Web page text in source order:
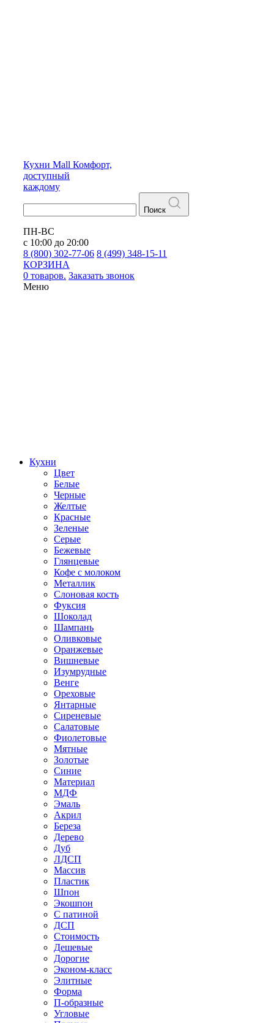
Кухни Mall Комфорт,
доступный
каждому
Поиск
ПН-ВС
с 10:00 до 20:00
8 (800) 302-77-06 8 (499) 348-15-11
КОРЗИНА
0 товаров. Заказать звонок
Меню
Кухни
Цвет
Белые
Черные
Желтые
Красные
Зеленые
Серые
Бежевые
Глянцевые
Кофе с молоком
Металлик
Слоновая кость
Фуксия
Шоколад
Шампань
Оливковые
Оранжевые
Вишневые
Изумрудные
Венге
Ореховые
Янтарные
Сиреневые
Салатовые
Фиолетовые
Мятные
Золотые
Синие
Материал
МДФ
Эмаль
Акрил
Береза
Дерево
Дуб
ЛДСП
Массив
Пластик
Шпон
Экошпон
С патиной
ДСП
Стоимость
Дешевые
Дорогие
Эконом-класс
Элитные
Форма
П-образные
Угловые